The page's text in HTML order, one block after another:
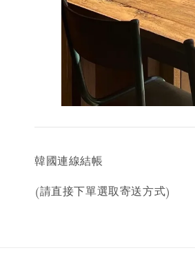
韓國連線結帳
(請直接下單選取寄送方式)